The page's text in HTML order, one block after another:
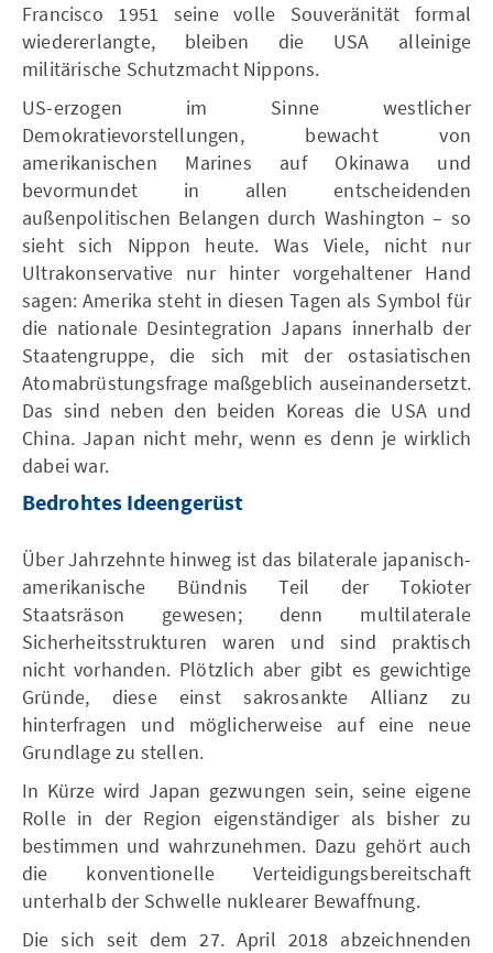
Francisco 1951 seine volle Souveränität formal
wiedererlangte, bleiben die USA alleinige
militärische Schutzmacht Nippons.
US-erzogen im Sinne westlicher
Demokratievorstellungen, bewacht von
amerikanischen Marines auf Okinawa und
bevormundet in allen entscheidenden
außenpolitischen Belangen durch Washington – so
sieht sich Nippon heute. Was Viele, nicht nur
Ultrakonservative nur hinter vorgehaltener Hand
sagen: Amerika steht in diesen Tagen als Symbol für
die nationale Desintegration Japans innerhalb der
Staatengruppe, die sich mit der ostasiatischen
Atomabrüstungsfrage maßgeblich auseinandersetzt.
Das sind neben den beiden Koreas die USA und
China. Japan nicht mehr, wenn es denn je wirklich
dabei war.
Bedrohtes Ideengerüst
Über Jahrzehnte hinweg ist das bilaterale japanisch-
amerikanische Bündnis Teil der Tokioter
Staatsräson gewesen; denn multilaterale
Sicherheitsstrukturen waren und sind praktisch
nicht vorhanden. Plötzlich aber gibt es gewichtige
Gründe, diese einst sakrosankte Allianz zu
hinterfragen und möglicherweise auf eine neue
Grundlage zu stellen.
In Kürze wird Japan gezwungen sein, seine eigene
Rolle in der Region eigenständiger als bisher zu
bestimmen und wahrzunehmen. Dazu gehört auch
die konventionelle Verteidigungsbereitschaft
unterhalb der Schwelle nuklearer Bewaffnung.
Die sich seit dem 27. April 2018 abzeichnenden